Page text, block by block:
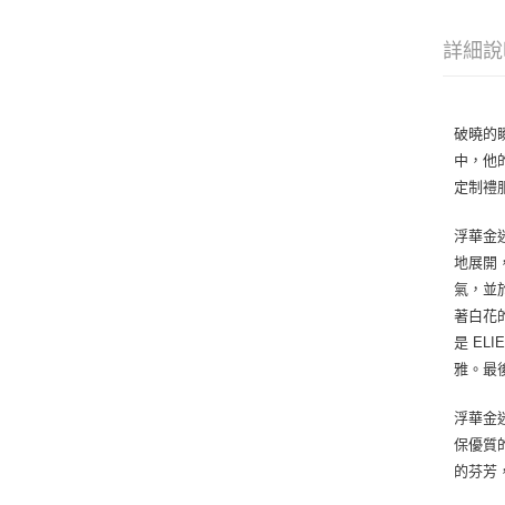
詳細說
破曉的
中，他
定制禮
浮華金
地展開
氣，並
著白花
是
雅。最
浮華金
保優質
的芬芳